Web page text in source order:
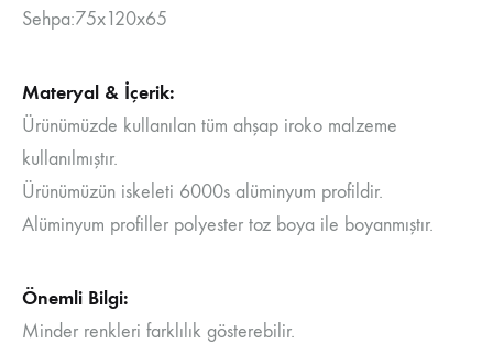
Sehpa:75x120x65
Materyal & İçerik:
Ürünümüzde kullanılan tüm ahşap iroko malzeme
kullanılmıştır.
Ürünümüzün iskeleti 6000s alüminyum profildir.
Alüminyum profiller polyester toz boya ile boyanmıştır.
Önemli Bilgi:
Minder renkleri farklılık gösterebilir.